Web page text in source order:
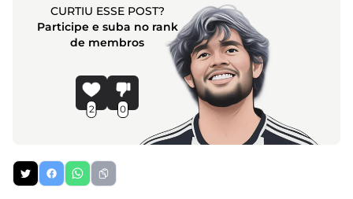
CURTIU ESSE POST?
Participe e suba no rank
de membros
2 0